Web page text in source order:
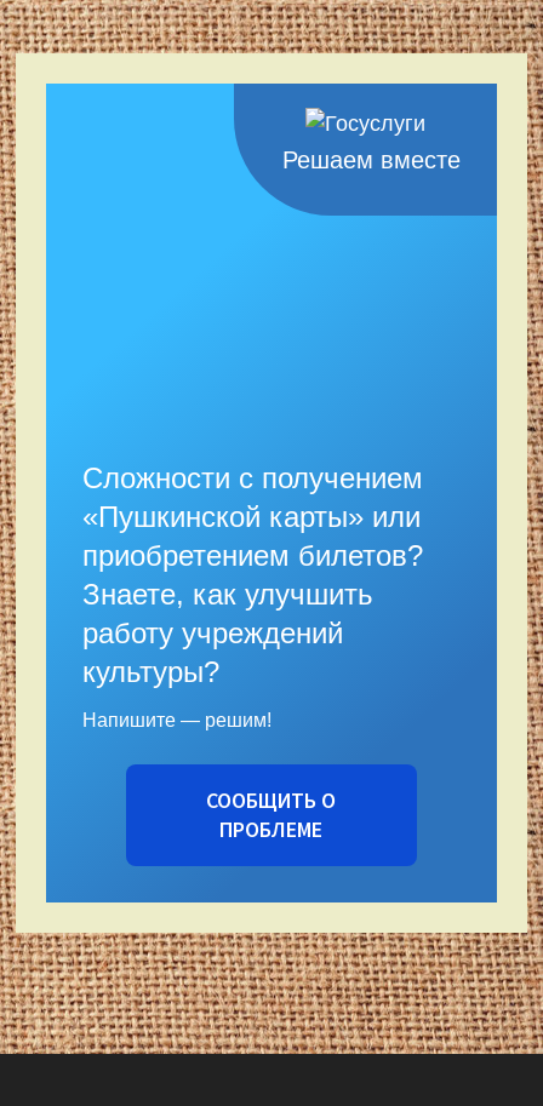
Решаем вместе
Сложности с получением
«Пушкинской карты» или
приобретением билетов?
Знаете, как улучшить
работу учреждений
культуры?
Напишите — решим!
СООБЩИТЬ О
ПРОБЛЕМЕ